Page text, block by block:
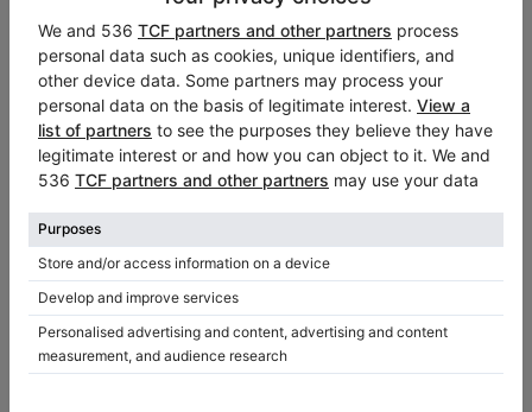
C. Bechstein A 175 (B 175)
Bosendorfer 170
Hamilton H399
Feurich F172
August Forster 170
W. Hoffmann V 175
Demandez un instrument
Demande de prix
Demander un loyer Dégager